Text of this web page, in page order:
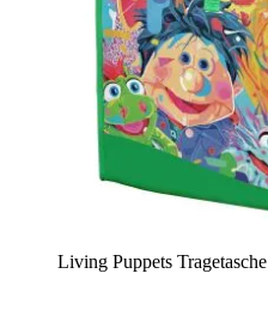
Living Puppets Tragetasche